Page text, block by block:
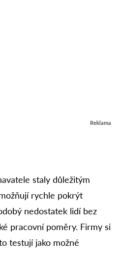
Reklama
staly důležitým
rychle pokrýt
nedostatek lidí bez
pracovní poměry. Firmy si
testují jako možné